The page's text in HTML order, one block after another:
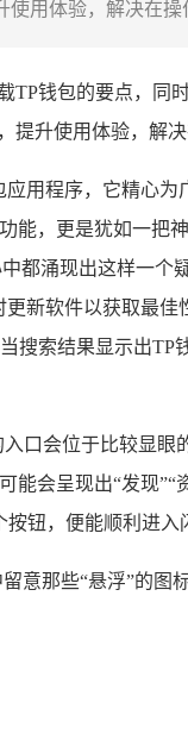
用体验，解决在
钱包的要点，同
升使用体验，解
用程序，它精心
，更是犹如一把
涌现出这样一个
新软件以获取最
搜索结果显示出
口会位于比较显
会呈现出“发现
钮，便能顺利进入
意那些“悬浮”的图